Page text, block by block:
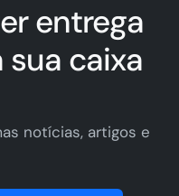
entrega
caixa
notícias, artigos e